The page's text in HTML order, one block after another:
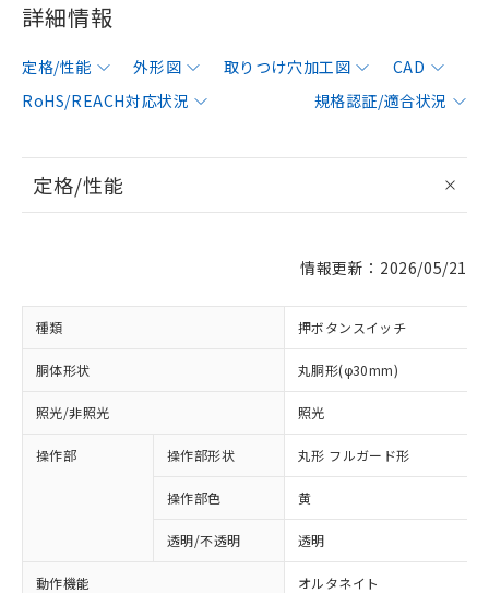
詳細情報
定格/性能 外形図 取りつけ穴加工図
CAD
RoHS/REACH対応状況
規格認証/適合状況
定格/性能
情報更新：2026/05/21
種類 押ボタンスイッチ
胴体形状 丸胴形(φ30mm)
照光/非照光 照光
操作部 操作部形状 丸形 フルガード形
操作部色 黄
透明/不透明 透明
動作機能 オルタネイト